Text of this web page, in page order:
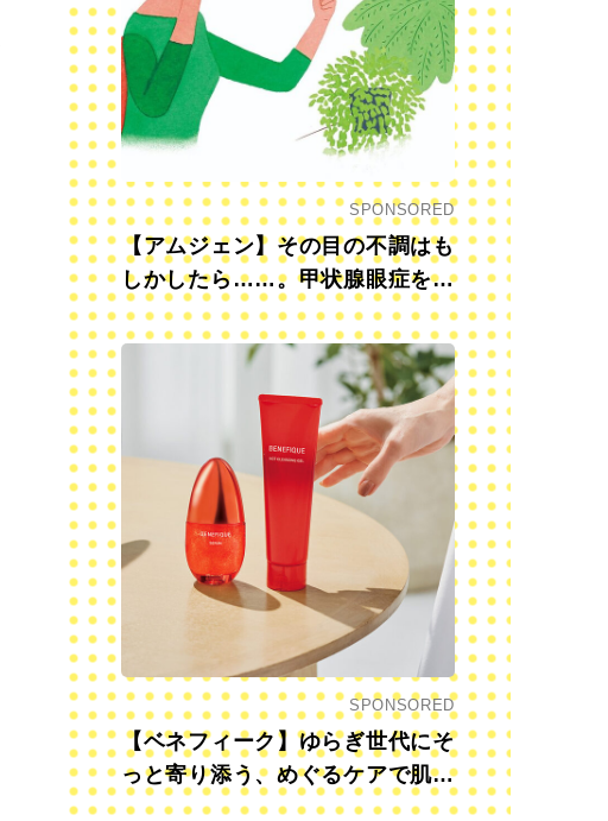
SPONSORED
【アムジェン】その目の不調はも
しかしたら……。甲状腺眼症を知
っていますか？
SPONSORED
【ベネフィーク】ゆらぎ世代にそ
っと寄り添う、めぐるケアで肌も
心も前向きに